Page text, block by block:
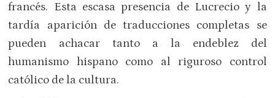
francés. Esta escasa presencia de Lucrecio y la
tardía aparición de traducciones completas se
pueden achacar tanto a la endeblez del
humanismo hispano como al riguroso control
católico de la cultura.